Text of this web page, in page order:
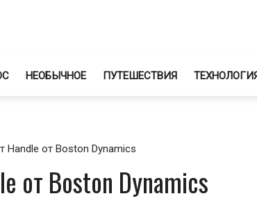
НЕОБЫЧНОЕ ПУТЕШЕСТВИЯ
Handle от Boston Dynamics
от Boston Dynamics